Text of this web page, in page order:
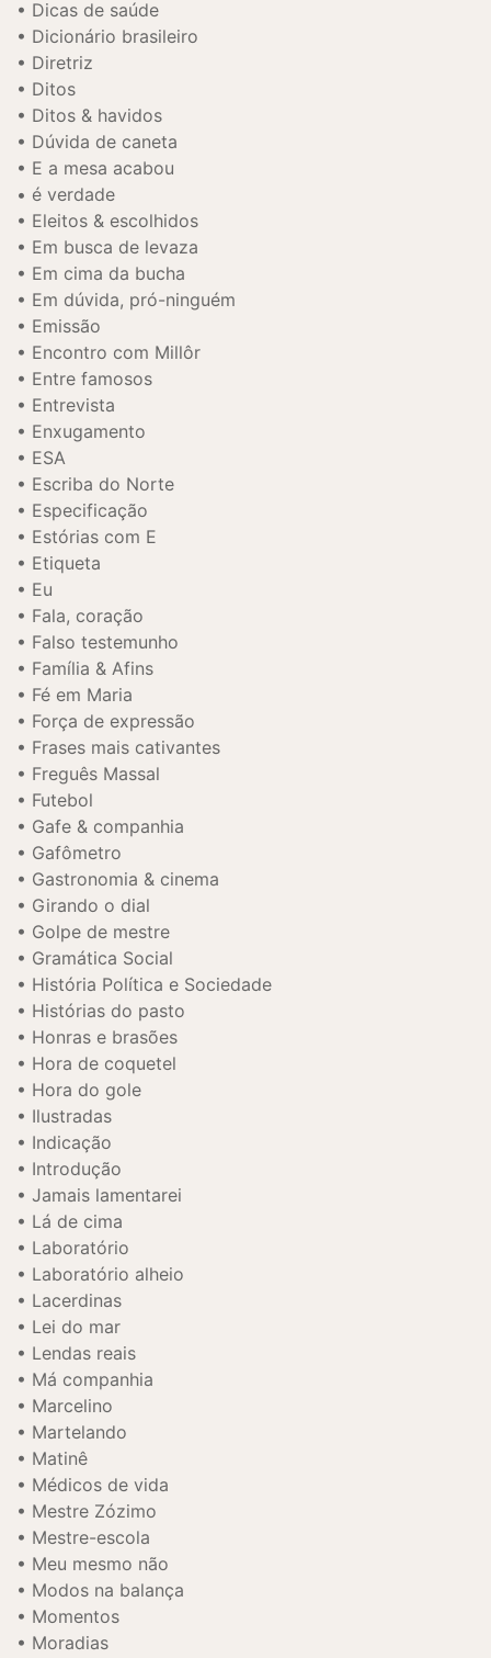
Dicas de saúde
Dicionário brasileiro
Diretriz
Ditos
Ditos & havidos
Dúvida de caneta
E a mesa acabou
é verdade
Eleitos & escolhidos
Em busca de levaza
Em cima da bucha
Em dúvida, pró-ninguém
Emissão
Encontro com Millôr
Entre famosos
Entrevista
Enxugamento
ESA
Escriba do Norte
Especificação
Estórias com E
Etiqueta
Eu
Fala, coração
Falso testemunho
Família & Afins
Fé em Maria
Força de expressão
Frases mais cativantes
Freguês Massal
Futebol
Gafe & companhia
Gafômetro
Gastronomia & cinema
Girando o dial
Golpe de mestre
Gramática Social
História Política e Sociedade
Histórias do pasto
Honras e brasões
Hora de coquetel
Hora do gole
Ilustradas
Indicação
Introdução
Jamais lamentarei
Lá de cima
Laboratório
Laboratório alheio
Lacerdinas
Lei do mar
Lendas reais
Má companhia
Marcelino
Martelando
Matinê
Médicos de vida
Mestre Zózimo
Mestre-escola
Meu mesmo não
Modos na balança
Momentos
Moradias